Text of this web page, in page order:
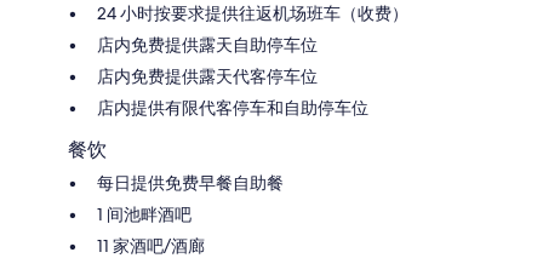
24 小时按要求提供往返机场班车（收费）
店内免费提供露天自助停车位
店内免费提供露天代客停车位
店内提供有限代客停车和自助停车位
餐饮
每日提供免费早餐自助餐
1 间池畔酒吧
11 家酒吧/酒廊